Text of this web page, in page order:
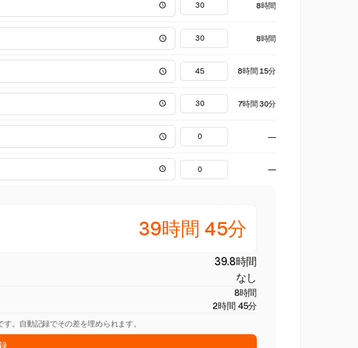
8時間
8時間
8時間 15分
7時間 30分
—
—
39時間 45分
39.8時間
なし
8時間
2時間 45分
。自動記録でその差を埋められます。